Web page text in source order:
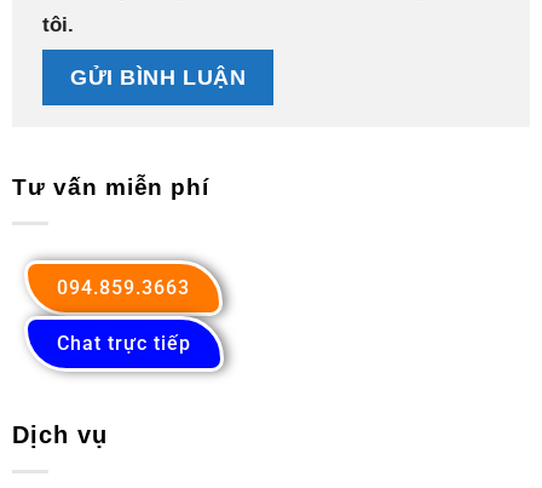
tôi.
Tư vấn miễn phí
094.859.3663
Chat trực tiếp
Dịch vụ